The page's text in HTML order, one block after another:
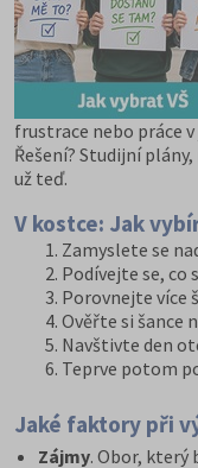
frustrace nebo práce
Řešení? Studijní
už teď.
V kostce: Jak
Zamyslete se
Podívejte se, co
Porovnejte více
Ověřte si šance
Navštivte den
Teprve potom
Jaké faktory při
Zájmy. Obor, který